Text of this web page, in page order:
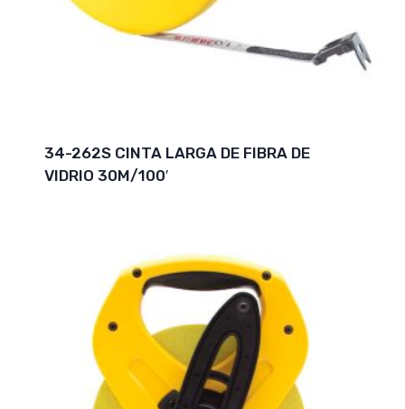
34-262S CINTA LARGA DE FIBRA DE
VIDRIO 30M/100′